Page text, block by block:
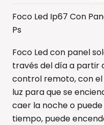
Foco Led Ip67 Con
Ps
Foco Led con panel
través del día a partir
control remoto, con
luz para que se
caer la noche o
tiempo, puede